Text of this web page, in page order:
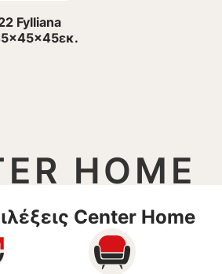
Fylliana
HOME
Center Home